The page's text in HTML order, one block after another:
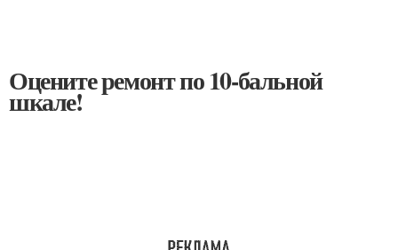
Оцените ремонт по 10-бальной
шкале!